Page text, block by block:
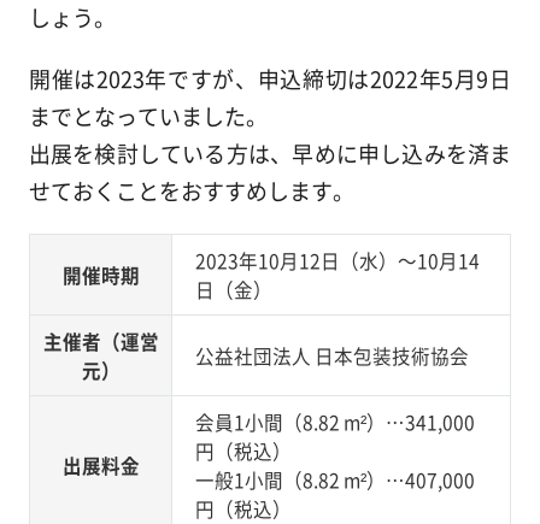
しょう。
開催は2023年ですが、申込締切は2022年5月9日
までとなっていました。
出展を検討している方は、早めに申し込みを済ま
せておくことをおすすめします。
開催時期
2023年10月12日（水）～10月14
日（金）
主催者（運営
元）
公益社団法人 日本包装技術協会
出展料金
会員1小間（8.82 m²）…341,000
円（税込）
一般1小間（8.82 m²）…407,000
円（税込）